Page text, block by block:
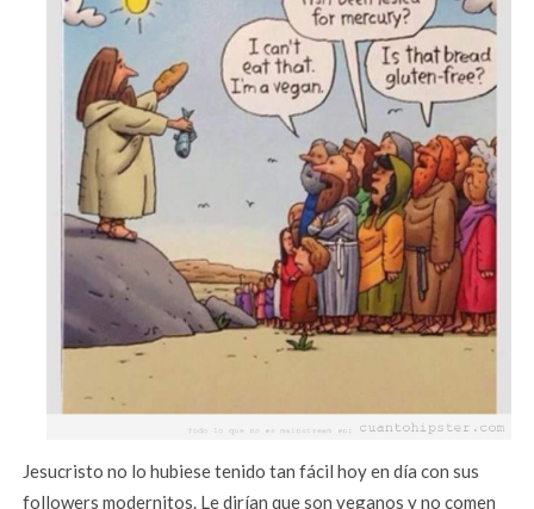
Jesucristo no lo hubiese tenido tan fácil hoy en día con sus
followers modernitos. Le dirían que son veganos y no comen